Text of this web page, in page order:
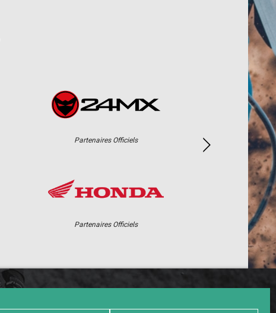
Partenaires Officiels
Partenaires Officiels
PHOTOS / WEB TV PARTENAIRES